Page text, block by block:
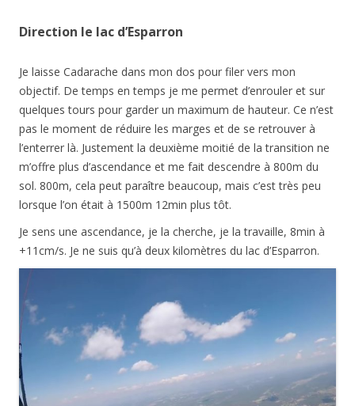
Direction le lac d’Esparron
Je laisse Cadarache dans mon dos pour filer vers mon
objectif. De temps en temps je me permet d’enrouler et sur
quelques tours pour garder un maximum de hauteur. Ce n’est
pas le moment de réduire les marges et de se retrouver à
l’enterrer là. Justement la deuxième moitié de la transition ne
m’offre plus d’ascendance et me fait descendre à 800m du
sol. 800m, cela peut paraître beaucoup, mais c’est très peu
lorsque l’on était à 1500m 12min plus tôt.
Je sens une ascendance, je la cherche, je la travaille, 8min à
+11cm/s. Je ne suis qu’à deux kilomètres du lac d’Esparron.